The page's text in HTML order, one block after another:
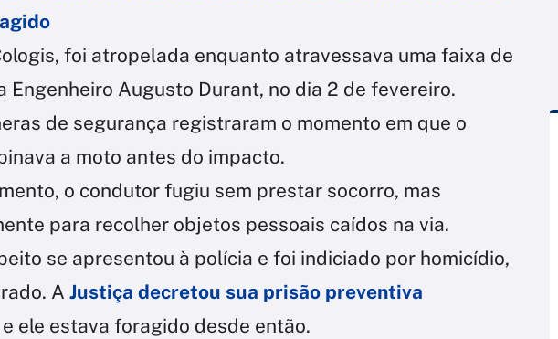
foi atropelada enquanto atravessava uma faixa de
Engenheiro Augusto Durant, no dia 2 de fevereiro.
de segurança registraram o momento em que o
a moto antes do impacto.
o condutor fugiu sem prestar socorro, mas
para recolher objetos pessoais caídos na via.
se apresentou à polícia e foi indiciado por homicídio,
A Justiça decretou sua prisão preventiva
ele estava foragido desde então.